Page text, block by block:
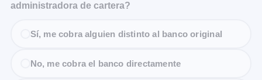
administradora de cartera?
Sí, me cobra alguien distinto al banco original
No, me cobra el banco directamente